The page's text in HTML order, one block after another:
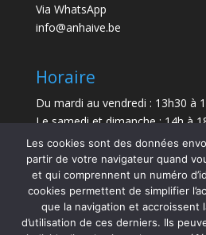
Via WhatsApp
info@anhaive.be
Horaire
Du mardi au vendredi : 13h30 à
Le samedi et dimanche : 14h à
Durée de la visite : entre 30
Le Musée sera
et le 15 août 2026.
Les cookies sont des données
partir de votre navigateur quand
et qui comprennent un numéro
cookies permettent de simplifier
que la navigation et accroissent
d’utilisation de ces derniers. Ils